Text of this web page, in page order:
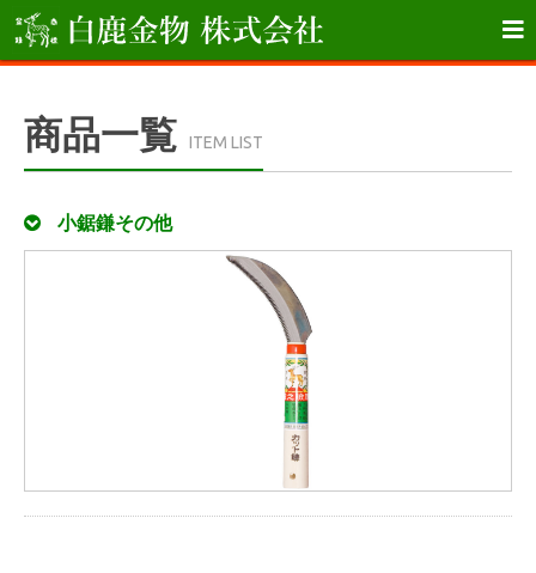

商品一覧 ITEM LIST
小鋸鎌その他